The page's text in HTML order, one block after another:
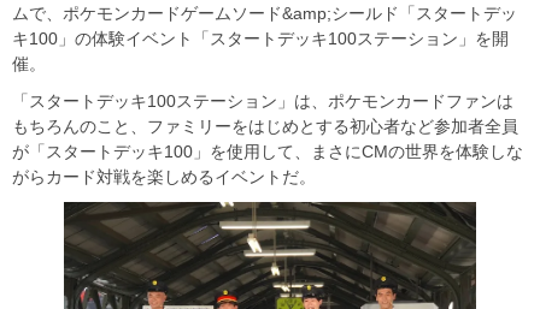
ムで、ポケモンカードゲームソード&amp;シールド「スタートデッ
キ100」の体験イベント「スタートデッキ100ステーション」を開
催。
「スタートデッキ100ステーション」は、ポケモンカードファンは
もちろんのこと、ファミリーをはじめとする初心者など参加者全員
が「スタートデッキ100」を使用して、まさにCMの世界を体験しな
がらカード対戦を楽しめるイベントだ。